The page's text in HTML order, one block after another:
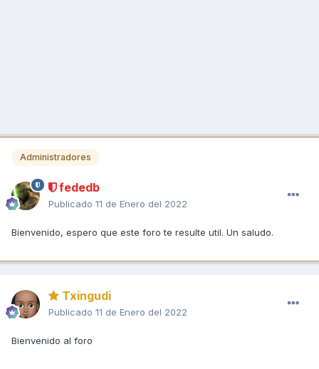
Administradores
fededb
Publicado 11 de Enero del 2022
Bienvenido, espero que este foro te resulte util. Un saludo.
Txingudi
Publicado 11 de Enero del 2022
Bienvenido al foro